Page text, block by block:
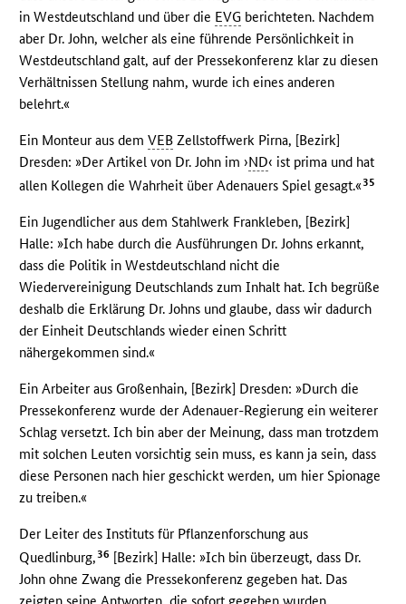
in Westdeutschland und über die EVG berichteten. Nachdem
aber Dr. John, welcher als eine führende Persönlichkeit in
Westdeutschland galt, auf der Pressekonferenz klar zu diesen
Verhältnissen Stellung nahm, wurde ich eines anderen
belehrt.«
Ein Monteur aus demVEB Zellstoffwerk Pirna, [Bezirk]
Dresden: »Der Artikel von Dr. John im ›ND‹ ist prima und hat
allen Kollegen die Wahrheit über Adenauers Spiel gesagt.«35
Ein Jugendlicher aus dem Stahlwerk Frankleben, [Bezirk]
Halle: »Ich habe durch die Ausführungen Dr. Johns erkannt,
dass die Politik in Westdeutschland nicht die
Wiedervereinigung Deutschlands zum Inhalt hat. Ich begrüße
deshalb die Erklärung Dr. Johns und glaube, dass wir dadurch
der Einheit Deutschlands wieder einen Schritt
nähergekommen sind.«
Ein Arbeiter aus Großenhain, [Bezirk] Dresden: »Durch die
Pressekonferenz wurde der Adenauer-Regierung ein weiterer
Schlag versetzt. Ich bin aber der Meinung, dass man trotzdem
mit solchen Leuten vorsichtig sein muss, es kann ja sein, dass
diese Personen nach hier geschickt werden, um hier Spionage
zu treiben.«
Der Leiter des Instituts für Pflanzenforschung aus
Quedlinburg, 36 [Bezirk] Halle: »Ich bin überzeugt, dass Dr.
John ohne Zwang die Pressekonferenz gegeben hat. Das